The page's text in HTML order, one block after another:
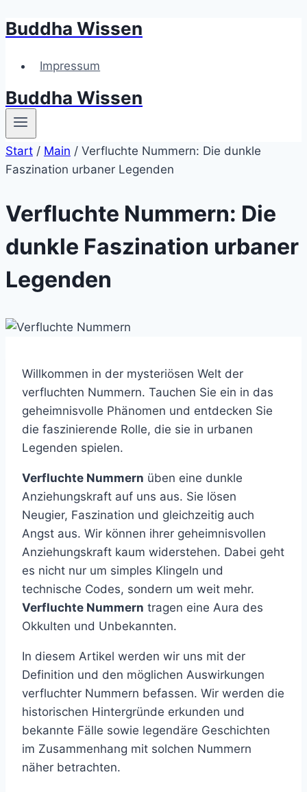
Zum
springen
Buddha Wissen
Impressum
Buddha Wissen
Start / Main / Verfluchte Nummern: Die dunkle
Faszination urbaner Legenden
Verfluchte Nummern: Die
dunkle Faszination urbaner
Legenden
Willkommen in der mysteriösen Welt der
verfluchten Nummern. Tauchen Sie ein in das
geheimnisvolle Phänomen und entdecken Sie
die faszinierende Rolle, die sie in urbanen
Legenden spielen.
Verfluchte Nummern üben eine dunkle
Anziehungskraft auf uns aus. Sie lösen
Neugier, Faszination und gleichzeitig auch
Angst aus. Wir können ihrer geheimnisvollen
Anziehungskraft kaum widerstehen. Dabei geht
es nicht nur um simples Klingeln und
technische Codes, sondern um weit mehr.
Verfluchte Nummern tragen eine Aura des
Okkulten und Unbekannten.
In diesem Artikel werden wir uns mit der
Definition und den möglichen Auswirkungen
verfluchter Nummern befassen. Wir werden die
historischen Hintergründe erkunden und
bekannte Fälle sowie legendäre Geschichten
im Zusammenhang mit solchen Nummern
näher betrachten.